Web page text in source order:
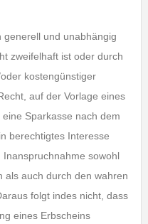
generell und unabhängig
zweifelhaft ist oder durch
kostengünstiger
auf der Vorlage eines
Sparkasse nach dem
berechtigtes Interesse
sowohl
als auch durch den wahren
folgt indes nicht, dass
eines Erbscheins